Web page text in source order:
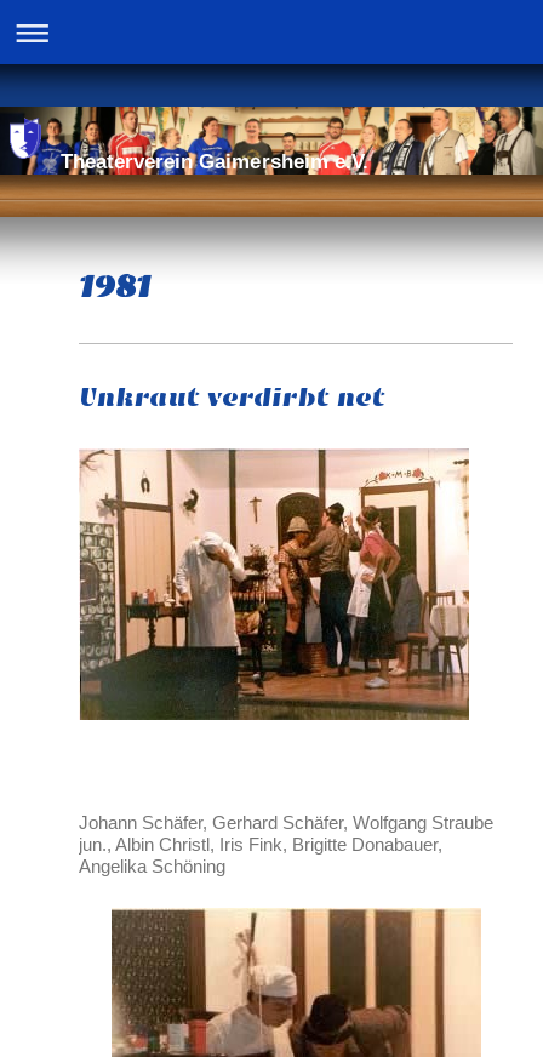
Theaterverein Gaimersheim e.V.
1981
Unkraut verdirbt net
Johann Schäfer, Gerhard Schäfer, Wolfgang Straube
jun., Albin Christl, Iris Fink, Brigitte Donabauer,
Angelika Schöning